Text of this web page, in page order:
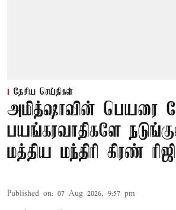
தேசிய செய்திகள்
அமித்ஷாவின் பெயரை
பயங்கரவாதிகளே
மத்திய மந்திரி கிரண்
Published on: 07 Aug 2026, 9:57 pm